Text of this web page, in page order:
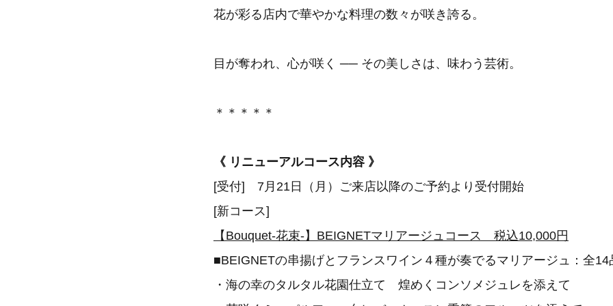
花が彩る店内で華やかな料理の数々が咲き誇る。
目が奪われ、心が咲く ── その美しさは、味わう芸術。
＊＊＊＊＊
《 リニューアルコース内容 》
[受付] 7月21日（月）ご来店以降のご予約より受付開始
[新コース]
【Bouquet-花束-】BEIGNETマリアージュコース 税込10,000円
■BEIGNETの串揚げとフランスワイン４種が奏でるマリアージュ：全14
・海の幸のタルタル花園仕立て 煌めくコンソメジュレを添えて